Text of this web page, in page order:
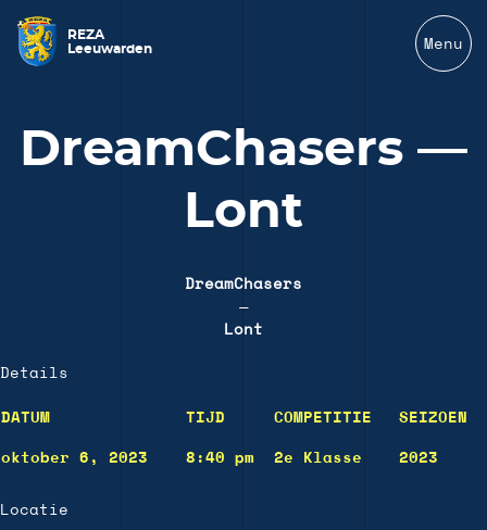
REZA
Leeuwarden
Menu
DreamChasers —
Lont
DreamChasers
—
Lont
Details
DATUM TIJD COMPETITIE SEIZOEN
oktober 6, 2023 8:40 pm 2e Klasse 2023
Locatie